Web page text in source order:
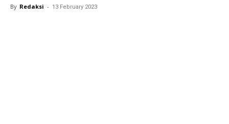
By Redaksi - 13 February 2023